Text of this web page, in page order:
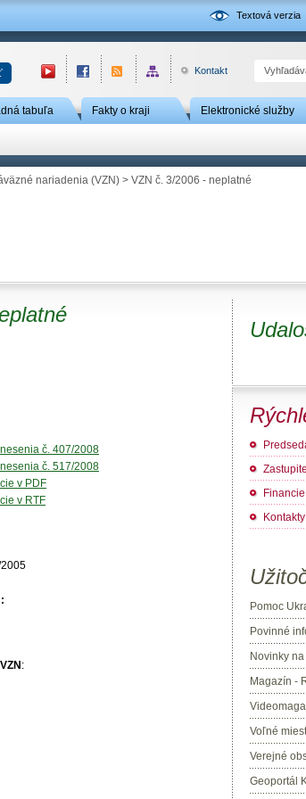
Textová verzia
Kontakt
tabuľa Fakty o kraji Elektronické služby
nariadenia (VZN) > VZN č. 3/2006 - neplatné
č. 407/2008
č. 517/2008
v PDF
v RTF
:
Kontakty
Pomoc
Povinné
Novinky
Magazín -
Voľné
Verejné
Geoportál